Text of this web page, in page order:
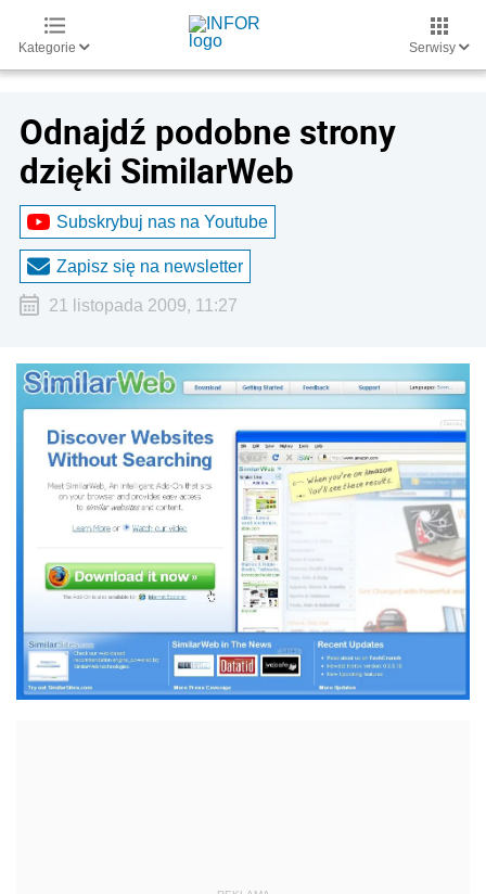
Kategorie Serwisy
Odnajdź podobne strony
dzięki SimilarWeb
Subskrybuj nas na Youtube
Zapisz się na newsletter
21 listopada 2009, 11:27